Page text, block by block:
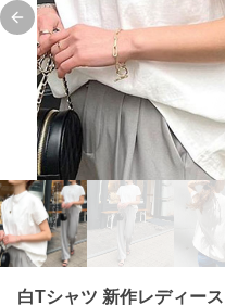
Previous slide
白Tシャツ 新作レディー